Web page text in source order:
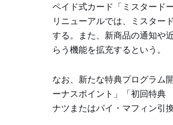
ペイド式カード「ミスタード
リニューアルでは、ミスター
する。また、新商品の通知や
らう機能を拡充するという。
なお、新たな特典プログラム
ーナスポイント」「初回特典
ナツまたはパイ・マフィン引